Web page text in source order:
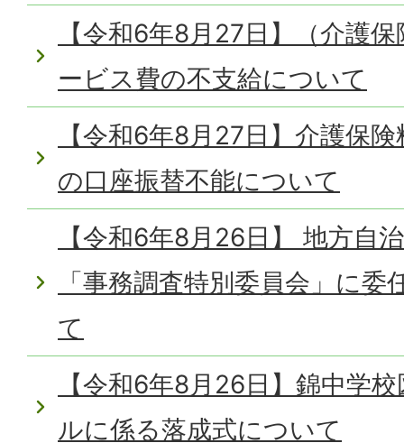
【令和6年8月27日】（介護
ービス費の不支給について
【令和6年8月27日】介護保
の口座振替不能について
【令和6年8月26日】 地方自
「事務調査特別委員会」に
て
【令和6年8月26日】錦中学
ルに係る落成式について